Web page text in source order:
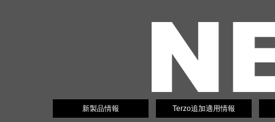
新製品情報 Terzo追加適用情報